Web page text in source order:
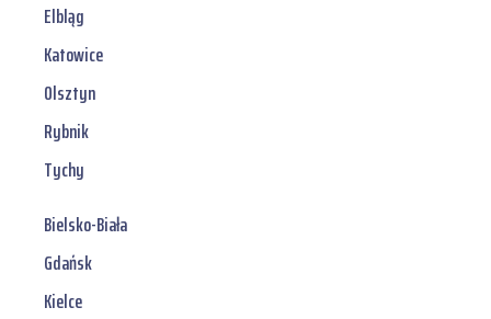
Elbląg
Katowice
Olsztyn
Rybnik
Tychy
Bielsko-Biała
Gdańsk
Kielce